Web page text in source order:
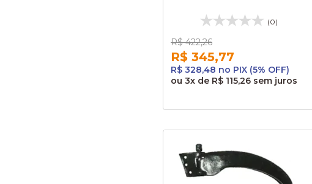
(0)
R$ 422,26
R$ 345,77
R$ 328,48 no PIX (5% OFF)
ou 3x de R$ 115,26 sem juros